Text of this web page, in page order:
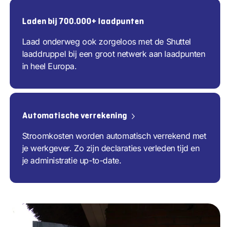
Laden bij 700.000+ laadpunten
Laad onderweg ook zorgeloos met de Shuttel
laaddruppel bij een groot netwerk aan laadpunten
in heel Europa.
Automatische verrekening
Stroomkosten worden automatisch verrekend met
je werkgever. Zo zijn declaraties verleden tijd en
je administratie up-to-date.